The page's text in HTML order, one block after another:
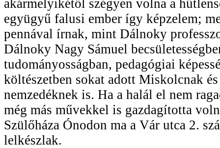
akármelyikétől szégyen volna a
együgyű falusi ember így képzelem;
pennával írnak, mint Dálnoky
Dálnoky Nagy Sámuel
tudományosságban, pedagógiai
költészetben sokat adott Miskolcnak
nemzedéknek is. Ha a halál el nem
még más művekkel is gazdagította
Szülőháza Ónodon ma a Vár utca 2.
lelkészlak.